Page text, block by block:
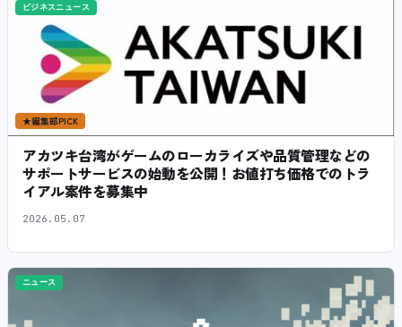
ビジネスニュース
★編集部PICK
アカツキ台湾がゲームのローカライズや品質管理などの
サポートサービスの始動を公開！お値打ち価格でのトラ
イアル案件を募集中
2026.05.07
ニュース